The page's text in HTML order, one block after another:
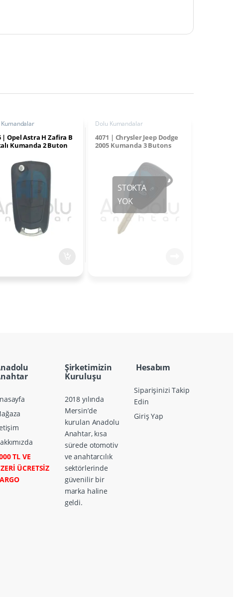
Kumandalar
| Opel Astra H Zafira B
Kumanda 2 Buton
Dolu Kumandalar
4071 | Chrysler Jeep Dodge
2005 Kumanda 3 Butons
TL VE
ÜCRETSİZ
Şirketimizin
Kuruluşu
2018 yılında
Mersin’de
kurulan Anadolu
Anahtar, kısa
sürede otomotiv
ve anahtarcılık
sektörlerinde
güvenilir bir
marka haline
geldi.
Hesabım
Siparişinizi Takip
Edin
Giriş Yap